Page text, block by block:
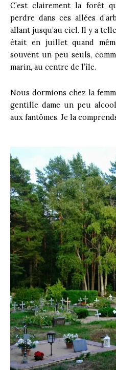
C’est clairement la forêt
perdre dans ces allées
allant jusqu’au ciel. Il y a
était en juillet quand
souvent un peu seuls,
marin, au centre de l’île.
Nous dormions chez la
gentille dame un peu
aux fantômes. Je la